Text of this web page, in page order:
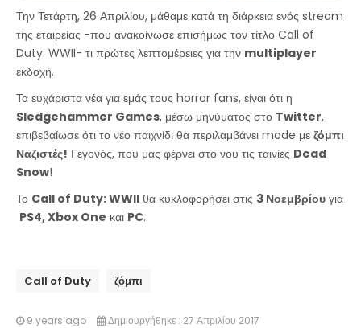
Την Τετάρτη, 26 Απριλίου, μάθαμε κατά τη διάρκεια ενός stream
της εταιρείας -που ανακοίνωσε επισήμως τον τίτλο Call of
Duty: WWII- τι πρώτες λεπτομέρειες για την multiplayer
εκδοχή.
Τα ευχάριστα νέα για εμάς τους horror fans, είναι ότι η
Sledgehammer Games, μέσω μηνύματος στο Twitter,
επιβεβαίωσε ότι το νέο παιχνίδι θα περιλαμβάνει mode με ζόμπι
Ναζιστές! Γεγονός, που μας φέρνει στο νου τις ταινίες Dead
Snow!
Το Call of Duty: WWII θα κυκλοφορήσει στις 3 Νοεμβρίου για
PS4, Xbox One και PC.
Call of Duty ζόμπι
9 years ago Δημιουργήθηκε : 27 Απριλίου 2017